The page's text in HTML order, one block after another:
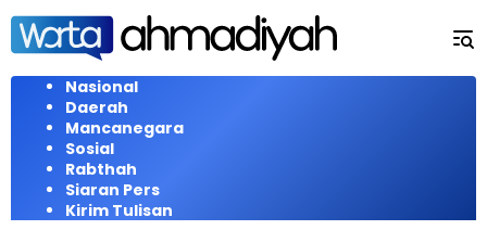
Langsung
konten
Nasional
Daerah
Mancanegara
Sosial
Rabthah
Siaran Pers
Kirim Tulisan